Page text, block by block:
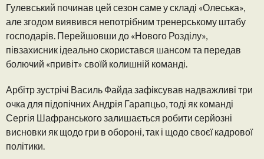
Гулевський починав цей сезон саме у складі «Олеська»,
але згодом виявився непотрібним тренерському штабу
господарів. Перейшовши до «Нового Розділу»,
півзахисник ідеально скористався шансом та передав
болючий «привіт» своїй колишній команді.
Арбітр зустрічі Василь Файда зафіксував надважливі три
очка для підопічних Андрія Гарапцьо, тоді як команді
Сергія Шафранського залишається робити серйозні
висновки як щодо гри в обороні, так і щодо своєї кадрової
політики.